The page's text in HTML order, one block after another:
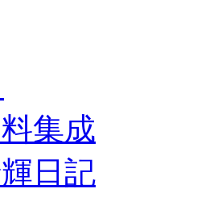
集成
日記